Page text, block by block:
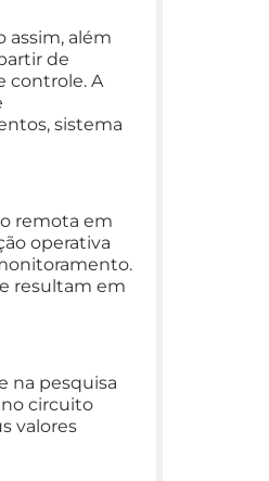
assim, além
de
controle. A
sistema
remota em
operativa
resultam em
na pesquisa
circuito
valores